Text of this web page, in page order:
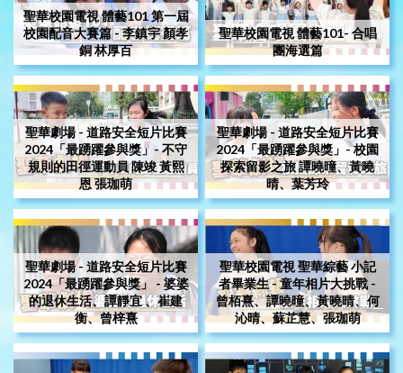
聖華校園電視 體藝101 第一屆
校園配音大賽篇 - 李鎮宇 顏孝
銅 林厚百
聖華校園電視 體藝101- 合唱
團海選篇
聖華劇場 - 道路安全短片比賽
2024「最踴躍參與獎」- 不守
規則的田徑運動員 陳竣 黃熙
恩 張珈萌
聖華劇場 - 道路安全短片比賽
2024「最踴躍參與獎」- 校園
探索留影之旅 譚曉曈、黃曉
晴、葉芳玲
聖華劇場 - 道路安全短片比賽
2024「最踴躍參與獎」 - 婆婆
的退休生活、譚靜宜 、崔建
衡、曾梓熹
聖華校園電視 聖華綜藝 小記
者畢業生 - 童年相片大挑戰 -
曾栢熹、譚曉曈、黃曉晴、何
沁晴、蘇芷慧、張珈萌